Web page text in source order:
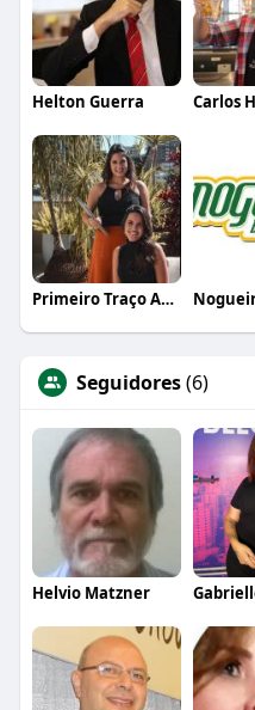
Helton Guerra
Primeiro Traço Arquitetura
Seguidores(6)
Helvio Matzner